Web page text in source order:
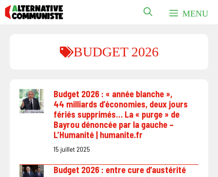
Aller
au
MENU
BUDGET 2026
Budget 2026 : « année blanche »,
44 milliards d’économies, deux jours
fériés supprimés… La « purge » de
Bayrou dénoncée par la gauche –
L’Humanité | humanite.fr
15 juillet 2025
Budget 2026 : entre cure d’austérité